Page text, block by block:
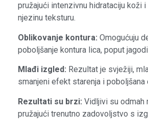
pružajući intenzivnu hidrataciju koži
njezinu teksturu.
Oblikovanje kontura: Omogućuju
poboljšanje kontura lica, poput
Mlađi izgled: Rezultat je svježiji,
smanjeni efekt starenja i
Rezultati su brzi: Vidljivi su odmah
pružajući trenutno zadovoljstvo s